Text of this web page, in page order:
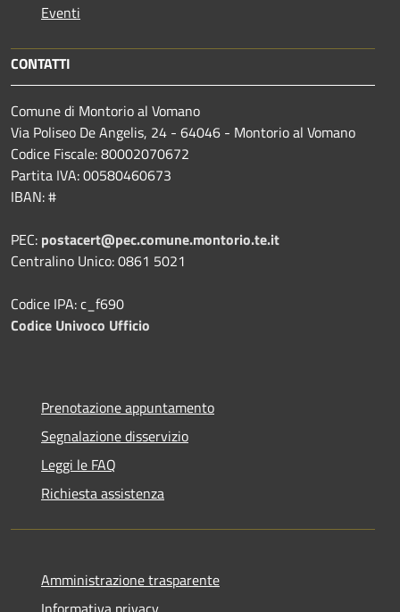
Eventi
CONTATTI
Comune di Montorio al Vomano
Via Poliseo De Angelis, 24 - 64046 - Montorio al Vomano
Codice Fiscale: 80002070672
Partita IVA: 00580460673
IBAN: #
PEC: postacert@pec.comune.montorio.te.it
Centralino Unico: 0861 5021
Codice IPA: c_f690
Codice Univoco Ufficio
Prenotazione appuntamento
Segnalazione disservizio
Leggi le FAQ
Richiesta assistenza
Amministrazione trasparente